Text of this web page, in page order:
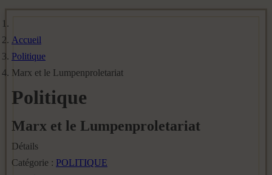
Accueil
Politique
Marx et le Lumpenproletariat
Politique
Marx et le Lumpenproletariat
Détails
Catégorie : POLITIQUE